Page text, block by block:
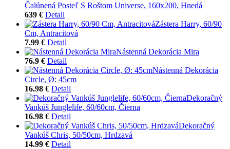
Čalúnená Posteľ S Roštom Universe, 160x200, Hnedá
639 € Detail
Zástera Harry, 60/90
Cm, Antracitová
7.99 € Detail
Nástenná Dekorácia Mira
76.9 € Detail
Nástenná Dekorácia
Circle, Ø: 45cm
16.98 € Detail
Dekoračný
Vankúš Junglelife, 60/60cm, Čierna
16.98 € Detail
Dekoračný
Vankúš Chris, 50/50cm, Hrdzavá
14.99 € Detail